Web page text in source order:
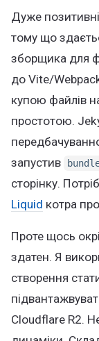
Дуже
тому що
зборщика для
до Vite/
купою файлів
простотою.
запустив
сторінку.
Liquid котра
Проте щось
здатен. Я
створення
Cloudflare R2.